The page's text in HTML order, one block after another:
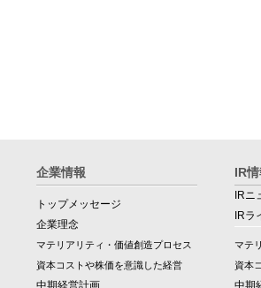
企業情報
トップメッセージ
企業理念
マテリアリティ・価値創造プロセス
資本コストや株価を意識した経営
中期経営計画
IR
IRニ
IRラ
マテ
資本
中期